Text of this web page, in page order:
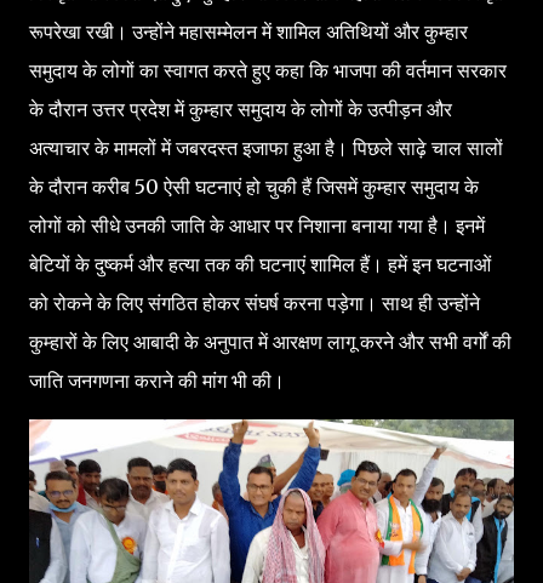
रूपरेखा रखी। उन्होंने महासम्मेलन में शामिल अतिथियों और कुम्हार
समुदाय के लोगों का स्वागत करते हुए कहा कि भाजपा की वर्तमान सरकार
के दौरान उत्तर प्रदेश में कुम्हार समुदाय के लोगों के उत्पीड़न और
अत्याचार के मामलों में जबरदस्त इजाफा हुआ है। पिछले साढ़े चाल सालों
के दौरान करीब 50 ऐसी घटनाएं हो चुकी हैं जिसमें कुम्हार समुदाय के
लोगों को सीधे उनकी जाति के आधार पर निशाना बनाया गया है। इनमें
बेटियों के दुष्कर्म और हत्या तक की घटनाएं शामिल हैं। हमें इन घटनाओं
को रोकने के लिए संगठित होकर संघर्ष करना पड़ेगा। साथ ही उन्होंने
कुम्हारों के लिए आबादी के अनुपात में आरक्षण लागू करने और सभी वर्गों की
जाति जनगणना कराने की मांग भी की।